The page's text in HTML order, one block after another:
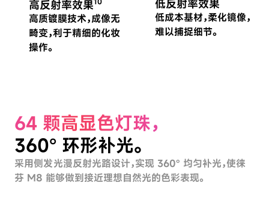
高反射率效果
高质镀膜技术，成像无
畸变，利于精细的化妆
操作。
低成本基材，柔化镜像，
难以捕捉细节。
64 颗高显色灯珠，
360° 环形补光。
采用侧发光漫反射光路设计，实现 360° 均匀补光，使徕
芬 M8 能够做到接近理想自然光的色彩表现。